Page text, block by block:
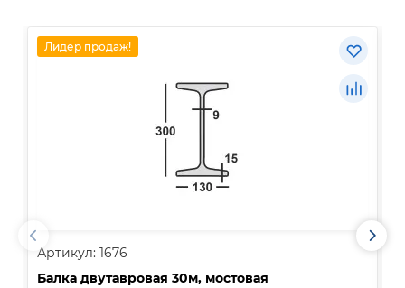
Лидер продаж!
Артикул: 1676
Балка двутавровая 30м, мостовая